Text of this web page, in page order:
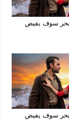
سوف يفيض
سوف يفيض